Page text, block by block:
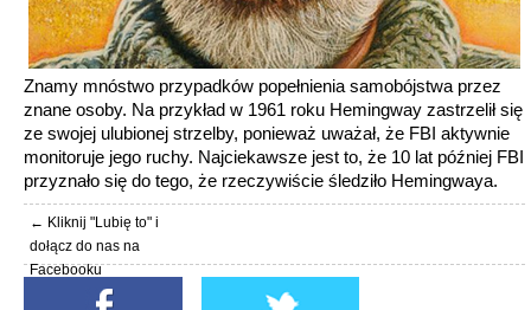
Znamy mnóstwo przypadków popełnienia samobójstwa przez
znane osoby. Na przykład w 1961 roku Hemingway zastrzelił się
ze swojej ulubionej strzelby, ponieważ uważał, że FBI aktywnie
monitoruje jego ruchy. Najciekawsze jest to, że 10 lat później FBI
przyznało się do tego, że rzeczywiście śledziło Hemingwaya.
← Kliknij "Lubię to" i
dołącz do nas na
Facebooku